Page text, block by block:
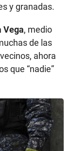
y granadas.
Vega, medio
de las
ahora
que “nadie”